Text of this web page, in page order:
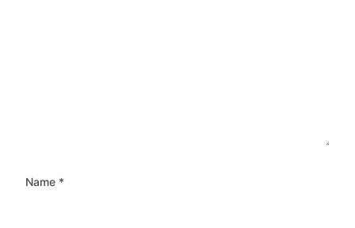
Name *